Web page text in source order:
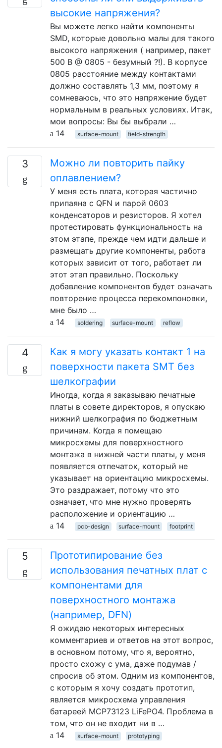
высокие напряжения?
Вы можете легко найти компоненты
SMD, которые довольно малы для такого
высокого напряжения ( например, пакет
500 В @ 0805 - безумный ?!). В корпусе
0805 расстояние между контактами
должно составлять 1,3 мм, поэтому я
сомневаюсь, что это напряжение будет
нормальным в реальных условиях. Итак,
мои вопросы: Вы бы выбрали …
14
surface-mount field-strength
3
Можно ли повторить пайку
оплавлением?
У меня есть плата, которая частично
припаяна с QFN и парой 0603
конденсаторов и резисторов. Я хотел
протестировать функциональность на
этом этапе, прежде чем идти дальше и
размещать другие компоненты, работа
которых зависит от того, работает ли
этот этап правильно. Поскольку
добавление компонентов будет означать
повторение процесса перекомпоновки,
мне было …
14
soldering surface-mount reflow
4
Как я могу указать контакт 1 на
поверхности пакета SMT без
шелкографии
Иногда, когда я заказываю печатные
платы в совете директоров, я опускаю
нижний шелкография по бюджетным
причинам. Когда я помещаю
микросхемы для поверхностного
монтажа в нижней части платы, у меня
появляется отпечаток, который не
указывает на ориентацию микросхемы.
Это раздражает, потому что это
означает, что мне нужно проверять
расположение и ориентацию …
14
pcb-design surface-mount footprint
5
Прототипирование без
использования печатных плат с
компонентами для
поверхностного монтажа
(например, DFN)
Я ожидаю некоторых интересных
комментариев и ответов на этот вопрос,
в основном потому, что я, вероятно,
просто схожу с ума, даже подумав /
спросив об этом. Одним из компонентов,
с которым я хочу создать прототип,
является микросхема управления
батареей MCP73123 LiFePO4. Проблема в
том, что он не входит ни в …
14
surface-mount prototyping